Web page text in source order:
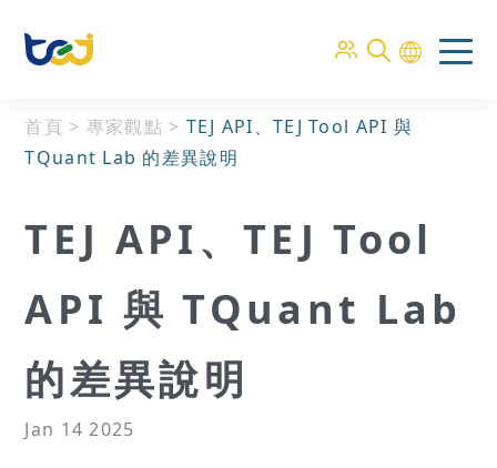
首頁 > 專家觀點 > TEJ API、TEJ Tool API 與
TQuant Lab 的差異說明
TEJ API、TEJ Tool
API 與 TQuant Lab
的差異說明
Jan 14 2025